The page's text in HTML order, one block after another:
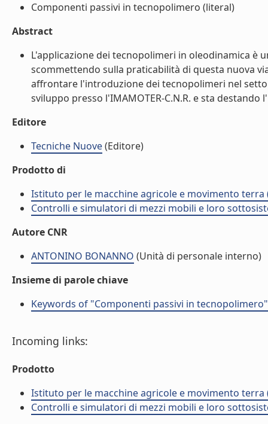
Componenti passivi in tecnopolimero (literal)
Abstract
L'applicazione dei tecnopolimeri in oleodinamica è
scommettendo sulla praticabilità di questa nuova
affrontare l'introduzione dei tecnopolimeri nel
sviluppo presso l'IMAMOTER-C.N.R. e sta
Editore
Tecniche Nuove(Editore)
Prodotto di
Istituto per le macchine agricole e movimento terra
Controlli e simulatori di mezzi mobili e loro
Autore CNR
ANTONINO BONANNO (Unità di personale interno)
Insieme di parole chiave
Keywords of "Componenti passivi in tecnopolimero"
Incoming links:
Prodotto
Istituto per le macchine agricole e movimento terra
Controlli e simulatori di mezzi mobili e loro